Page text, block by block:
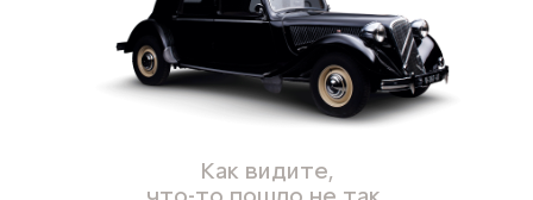
Как видите,